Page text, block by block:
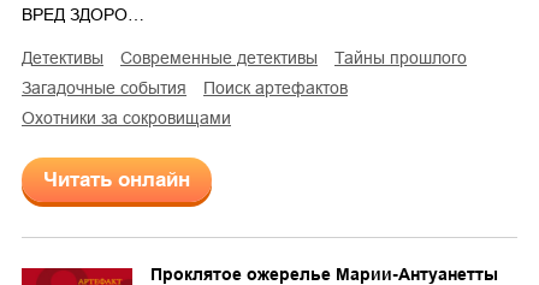
ВРЕД ЗДОРО…
детективы современные детективы
тайны прошлого
загадочные события
поиск артефактов
охотники за сокровищами
Читать онлайн
Проклятое ожерелье Марии-Антуанетты